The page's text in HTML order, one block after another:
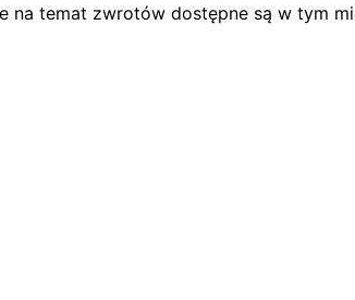
na temat zwrotów dostępne są w tym